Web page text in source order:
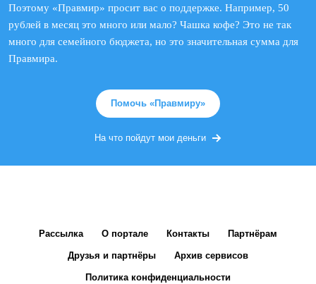
Поэтому «Правмир» просит вас о поддержке. Например, 50
рублей в месяц это много или мало? Чашка кофе? Это не так
много для семейного бюджета, но это значительная сумма для
Правмира.
Помочь «Правмиру»
На что пойдут мои деньги
Рассылка О портале Контакты Партнёрам
Друзья и партнёры Архив сервисов
Политика конфиденциальности